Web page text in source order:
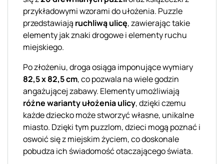
przykładowymi wzorami do ułożenia. Puzzle
przedstawiają ruchliwą ulicę, zawierając takie
elementy jak znaki drogowe i elementy ruchu
miejskiego.
Po złożeniu, droga osiąga imponujące wymiary
82,5 x 82,5 cm, co pozwala na wiele godzin
angażującej zabawy. Elementy umożliwiają
różne warianty ułożenia ulicy, dzięki czemu
każde dziecko może stworzyć własne, unikalne
miasto. Dzięki tym puzzlom, dzieci mogą poznać i
oswoić się z miejskim życiem, co doskonale
pobudza ich świadomość otaczającego świata.